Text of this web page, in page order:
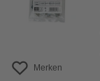
Merken